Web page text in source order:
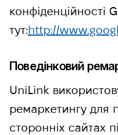
конфіденційності
тут:http://
Поведінковий
UniLink
ремаркетингу для
сторонніх сайтах